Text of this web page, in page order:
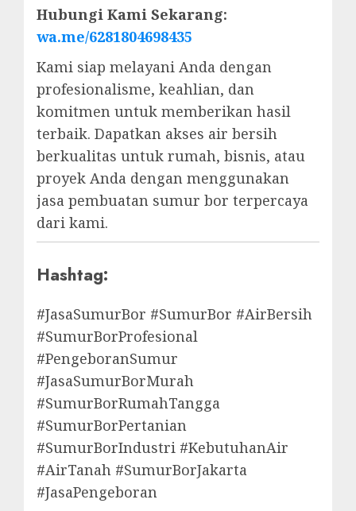
Hubungi Kami Sekarang:
wa.me/6281804698435
Kami siap melayani Anda dengan
profesionalisme, keahlian, dan
komitmen untuk memberikan hasil
terbaik. Dapatkan akses air bersih
berkualitas untuk rumah, bisnis, atau
proyek Anda dengan menggunakan
jasa pembuatan sumur bor terpercaya
dari kami.
Hashtag:
#JasaSumurBor #SumurBor #AirBersih
#SumurBorProfesional
#PengeboranSumur
#JasaSumurBorMurah
#SumurBorRumahTangga
#SumurBorPertanian
#SumurBorIndustri #KebutuhanAir
#AirTanah #SumurBorJakarta
#JasaPengeboran